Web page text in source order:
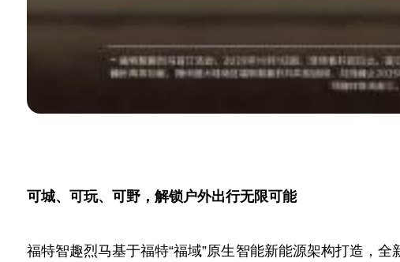
可城、可玩、可野，解锁户外出行无限可能
福特智趣烈马基于福特“福域”原生智能新能源架构打造，全